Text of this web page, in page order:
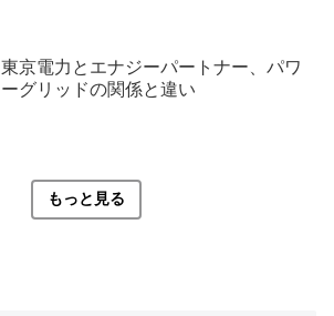
東京電力とエナジーパートナー、パワ
ーグリッドの関係と違い
もっと見る